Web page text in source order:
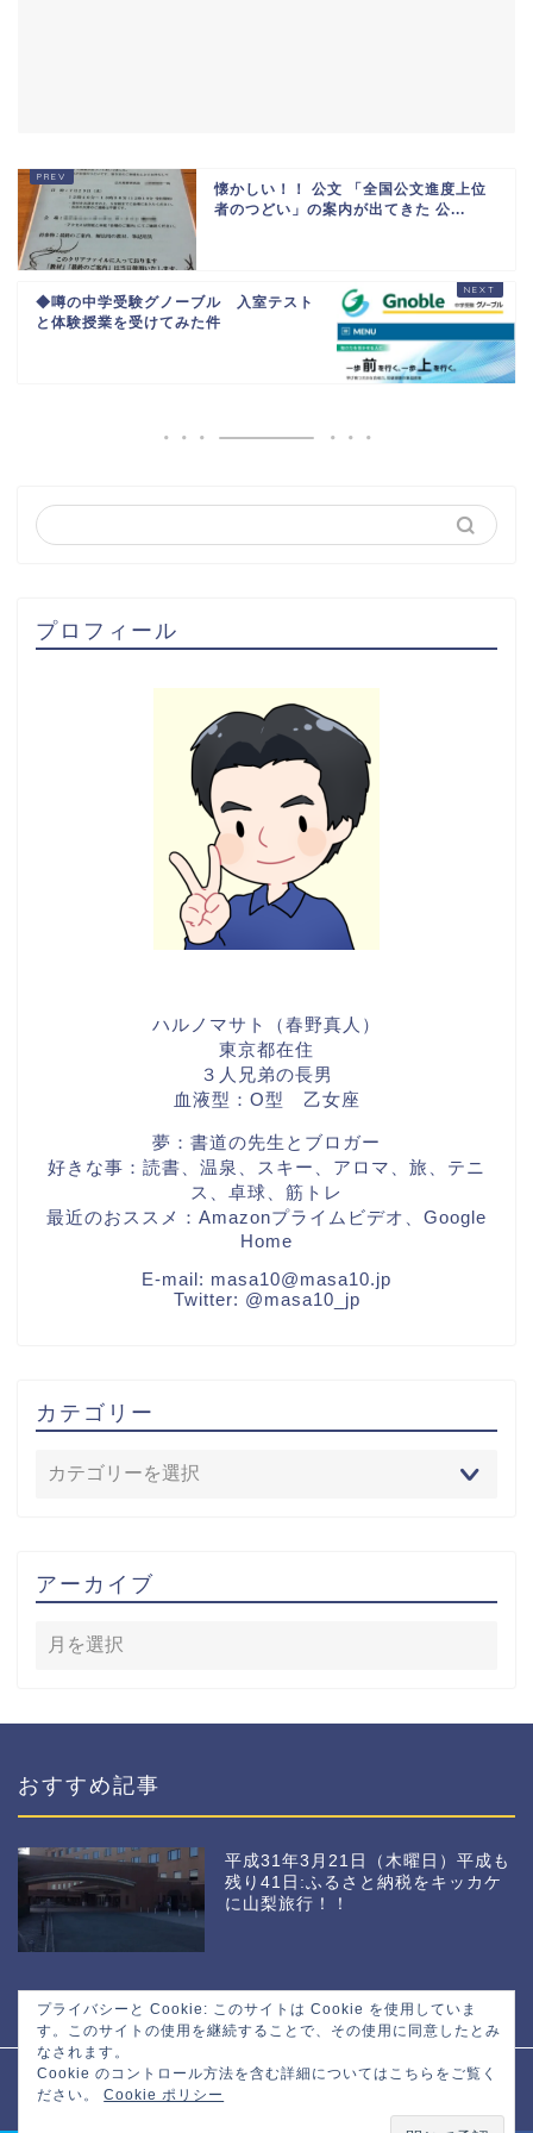
懐かしい！！ 公文 「全国公文進度上位
者のつどい」の案内が出てきた 公...
◆噂の中学受験グノーブル 入室テスト
と体験授業を受けてみた件
プロフィール
ハルノマサト（春野真人）
東京都在住
３人兄弟の長男
血液型：O型 乙女座
夢：書道の先生とブロガー
好きな事：読書、温泉、スキー、アロマ、旅、テニ
ス、卓球、筋トレ
最近のおススメ：Amazonプライムビデオ、Google
Home
E-mail: masa10@masa10.jp
Twitter: @masa10_jp
カテゴリー
アーカイブ
おすすめ記事
平成31年3月21日（木曜日）平成も
残り41日:ふるさと納税をキッカケ
に山梨旅行！！
プライバシーポリシー 免責事項
2016–2026 マサトの野望
プライバシーと Cookie: このサイトは Cookie を使用していま
す。このサイトの使用を継続することで、その使用に同意したとみ
なされます。
Cookie のコントロール方法を含む詳細についてはこちらをご覧く
ださい。Cookie ポリシー